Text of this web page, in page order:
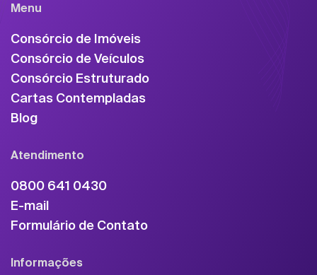
Menu
Consórcio de Imóveis
Consórcio de Veículos
Consórcio Estruturado
Cartas Contempladas
Blog
Atendimento
0800 641 0430
E-mail
Formulário de Contato
Informações